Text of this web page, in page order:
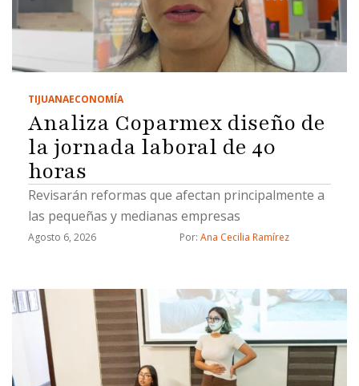
TIJUANAECONOMÍA
Analiza Coparmex diseño de
la jornada laboral de 40
horas
Revisarán reformas que afectan principalmente a
las pequeñas y medianas empresas
Agosto 6, 2026 Por: Ana Cecilia Ramírez